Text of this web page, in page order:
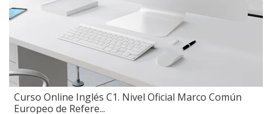
Curso Online Inglés C1. Nivel Oficial Marco Común
Europeo de Refere...